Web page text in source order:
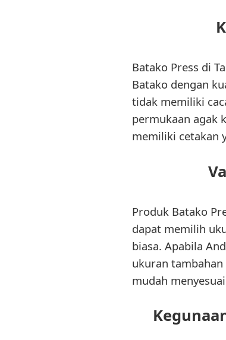
Batako Press di
Batako dengan
tidak memiliki
permukaan agak
memiliki cetakan
Produk Batako
dapat memilih
biasa. Apabila
ukuran
mudah